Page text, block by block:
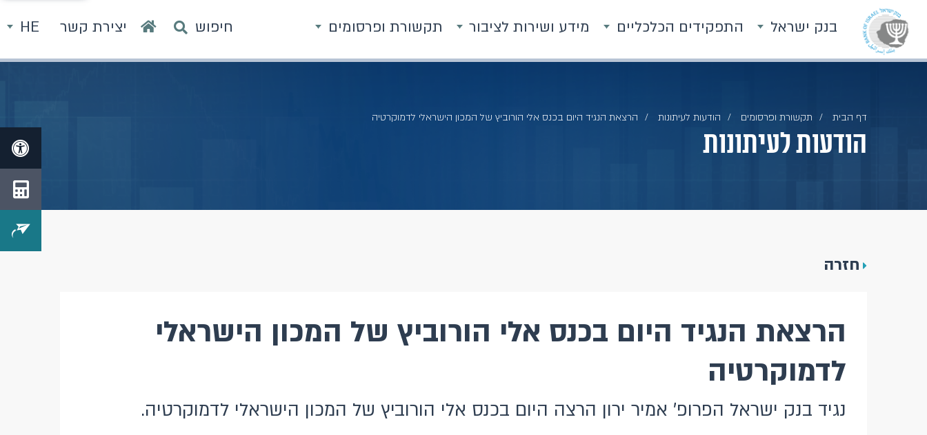
בנק ישראל התפקידים הכלכליים מידע ושירות לציבור תקשורת ופרסומים חיפוש יצירת קשר HE
דף הבית תקשורת ופרסומים הודעות לעיתונות הרצאת הנגיד היום בכנס אלי הורוביץ של המכון הישראלי לדמוקרטיה
הודעות לעיתונות
חזרה
הרצאת הנגיד היום בכנס אלי הורוביץ של המכון הישראלי
לדמוקרטיה
נגיד בנק ישראל הפרופ' אמיר ירון הרצה היום בכנס אלי הורוביץ של המכון הישראלי לדמוקרטיה.